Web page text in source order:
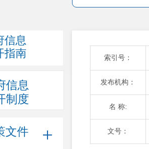
信息
指南
信息
制度
文件
索引号：
发布机构：
名 称:
文号：